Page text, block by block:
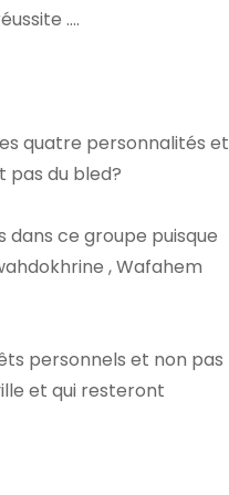
….
quatre personnalités et
pas du bled?
dans ce groupe puisque
, Wafahem
personnels et non pas
et qui resteront